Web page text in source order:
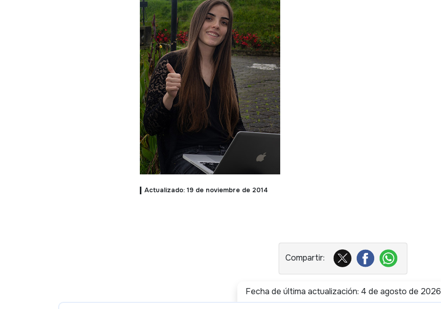
Actualizado: 19 de noviembre de 2014
Fecha de última actualización: 4 de agosto de 2026